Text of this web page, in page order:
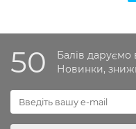
50
Балів даруємо
Новинки,